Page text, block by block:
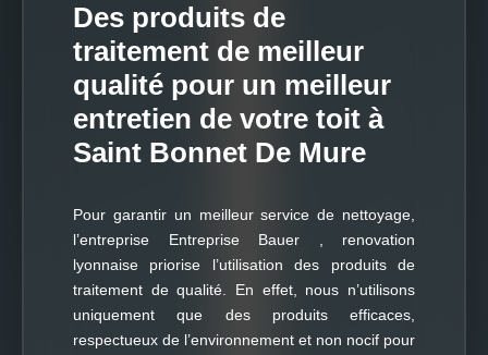
Des produits de
traitement de meilleur
qualité pour un meilleur
entretien de votre toit à
Saint Bonnet De Mure
Pour garantir un meilleur service de nettoyage,
l’entreprise Entreprise Bauer , renovation
lyonnaise priorise l’utilisation des produits de
traitement de qualité. En effet, nous n’utilisons
uniquement que des produits efficaces,
respectueux de l’environnement et non nocif pour